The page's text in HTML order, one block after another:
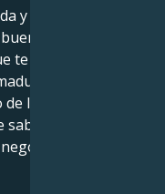
y aprovecha las
tipo y
te conviene en
mal rasgo –
los números
Mantén tu
en el